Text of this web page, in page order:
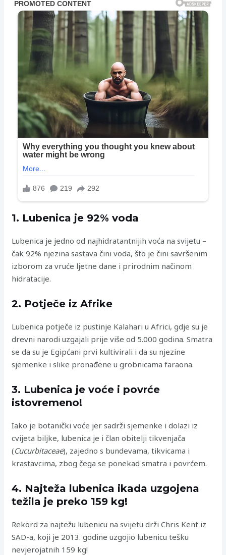
1. Lubenica je 92% voda
Lubenica je jedno od najhidratantnijih voća na svijetu –
čak 92% njezina sastava čini voda, što je čini savršenim
izborom za vruće ljetne dane i prirodnim načinom
hidratacije.
2. Potječe iz Afrike
Lubenica potječe iz pustinje Kalahari u Africi, gdje su je
drevni narodi uzgajali prije više od 5.000 godina. Smatra
se da su je Egipćani prvi kultivirali i da su njezine
sjemenke i slike pronađene u grobnicama faraona.
3. Lubenica je voće i povrće
istovremeno!
Iako je botanički voće jer sadrži sjemenke i dolazi iz
cvijeta biljke, lubenica je i član obitelji tikvenjača
(Cucurbitaceae), zajedno s bundevama, tikvicama i
krastavcima, zbog čega se ponekad smatra i povrćem.
4. Najteža lubenica ikada uzgojena
težila je preko 159 kg!
Rekord za najtežu lubenicu na svijetu drži Chris Kent iz
SAD-a, koji je 2013. godine uzgojio lubenicu tešku
nevjerojatnih 159 kg!